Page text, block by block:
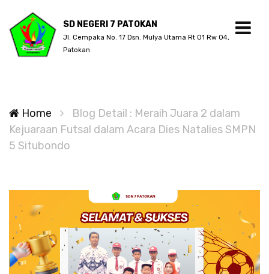
SD NEGERI 7 PATOKAN
Jl. Cempaka No. 17 Dsn. Mulya Utama Rt 01 Rw 04,
Patokan
Home
Blog Detail : Meraih Juara 2 dalam
Kejuaraan Futsal dalam Acara Dies Natalies SMPN
5 Situbondo